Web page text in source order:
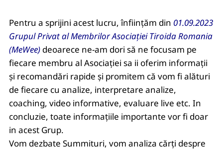
Pentru a sprijini acest lucru, înființăm din 01.09.2023
Grupul Privat al Membrilor Asociației Tiroida Romania
(MeWee) deoarece ne-am dori să ne focusam pe
fiecare membru al Asociației sa ii oferim informații
și recomandări rapide și promitem că vom fi alături
de fiecare cu analize, interpretare analize,
coaching, video informative, evaluare live etc. In
concluzie, toate informațiile importante vor fi doar
in acest Grup.
Vom dezbate Summituri, vom analiza cărți despre